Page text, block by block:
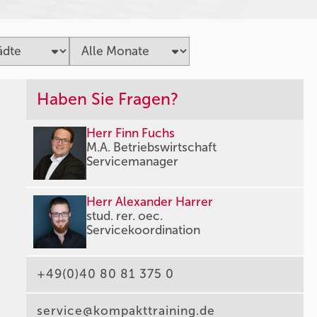
Haben Sie Fragen?
Herr Finn Fuchs
M.A. Betriebswirtschaft
Servicemanager
Herr Alexander Harrer
stud. rer. oec.
Servicekoordination
+49(0)40 80 81 375 0
service@kompakttraining.de